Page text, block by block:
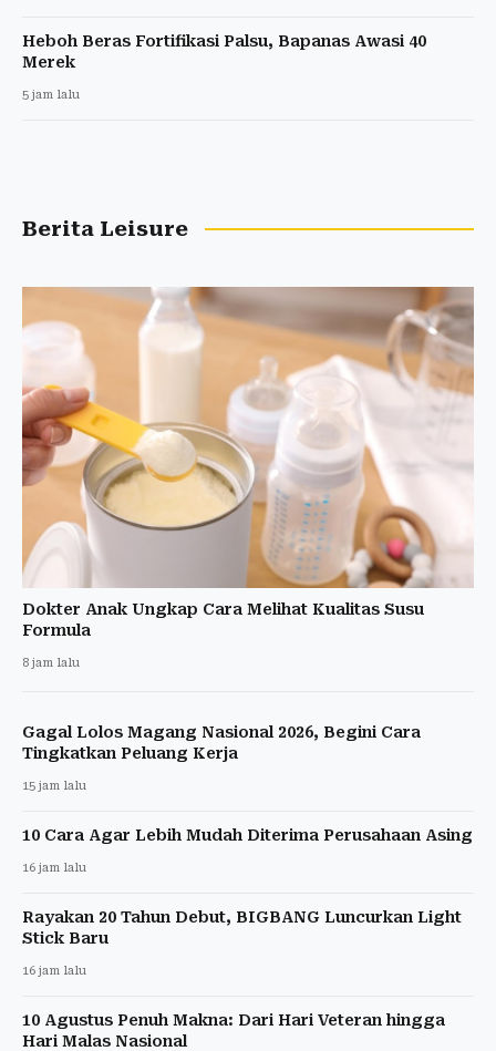
Heboh Beras Fortifikasi Palsu, Bapanas Awasi 40
Merek
5 jam lalu
Berita Leisure
Dokter Anak Ungkap Cara Melihat Kualitas Susu
Formula
8 jam lalu
Gagal Lolos Magang Nasional 2026, Begini Cara
Tingkatkan Peluang Kerja
15 jam lalu
10 Cara Agar Lebih Mudah Diterima Perusahaan Asing
16 jam lalu
Rayakan 20 Tahun Debut, BIGBANG Luncurkan Light
Stick Baru
16 jam lalu
10 Agustus Penuh Makna: Dari Hari Veteran hingga
Hari Malas Nasional